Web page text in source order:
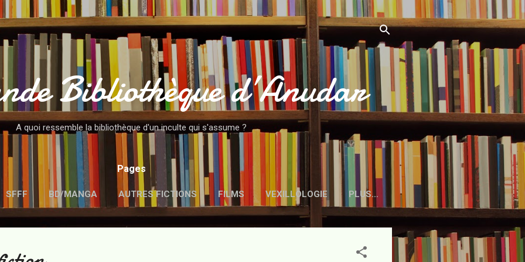
Accéder au contenu principal
Bibliothèque d’Anudar
A quoi ressemble la bibliothèque d'un inculte qui s'assume ?
Pages
SFFF BD/MANGA AUTRES FICTIONS FILMS VEXILLOLOGIE PLUS…
MENTIONS LÉGALES